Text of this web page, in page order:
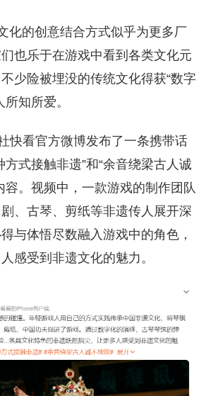
化的创意结合方式似乎为更多厂
也乐于在游戏中看到各类文化元
少险被埋没的传统文化得获“数字
知所爱。
快看官方微博发布了一条携带话
方式接触非遗”和“余音绕梁古人诚
容。视频中，一款游戏的制作团队
、古琴、剪纸等非遗传人展开深
与体悟尽数融入游戏中的角色，
感受到非遗文化的魅力。